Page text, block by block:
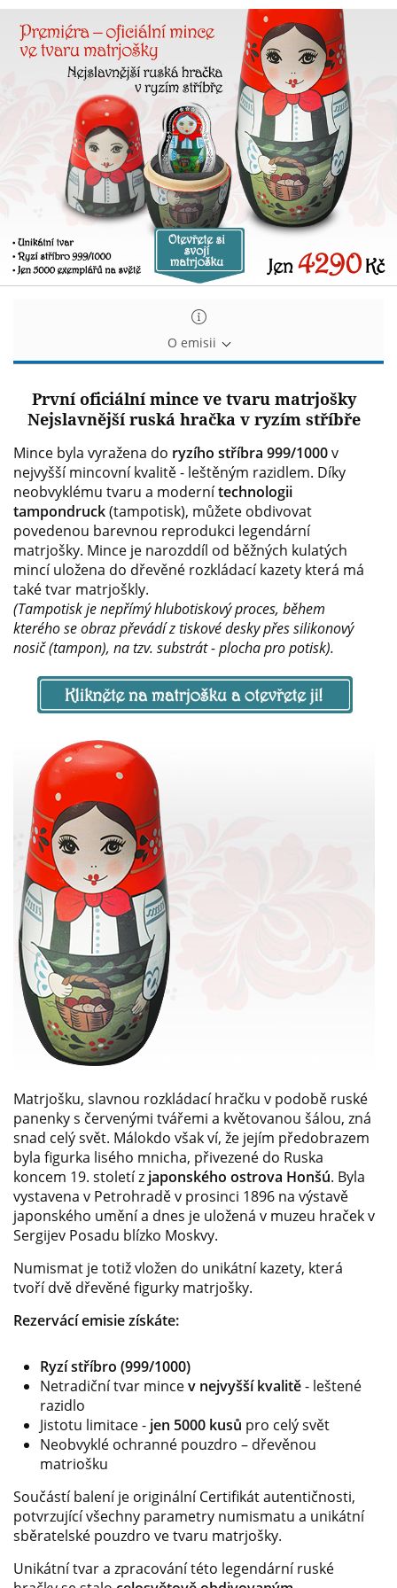
První
oficiální
mince
matrjošky
První
oficiální
mince
matrjošky
O emisii
První oficiální mince ve tvaru matrjošky
Nejslavnější ruská hračka v ryzím stříbře
Mince byla vyražena do ryzího stříbra 999/1000v
nejvyšší mincovní kvalitě - leštěným razidlem. Díky
neobvyklému tvaru a modernítechnologii
tampondruck(tampotisk), můžete obdivovat
povedenou barevnou reprodukci legendární
matrjošky. Mince je narozddíl od běžných kulatých
mincí uložena do dřevěné rozkládací kazety která má
také tvar matrjoškly.
(Tampotisk je nepřímý hlubotiskový proces, během
kterého se obraz převádí z tiskové desky přes silikonový
nosič (tampon), na tzv. substrát - plocha pro potisk).
Matrjošku, slavnou rozkládací hračku v podobě ruské
panenky s červenými tvářemi a květovanou šálou, zná
snad celý svět. Málokdo však ví, že jejím předobrazem
byla figurka lisého mnicha, přivezené do Ruska
koncem 19. století z japonského ostrova Honšú. Byla
vystavena v Petrohradě v prosinci 1896 na výstavě
japonského umění a dnes je uložená v muzeu hraček v
Sergijev Posadu blízko Moskvy.
Numismat je totiž vložen do unikátní kazety, která
tvoří dvě dřevěné figurky matrjošky.
Rezervácí emisie získáte:
Ryzí stříbro (999/1000)
Netradiční tvar mincev nejvyšší kvalitě- leštené
razidlo
Jistotu limitace - jen 5000 kusů pro celý svět
Neobvyklé ochranné pouzdro – dřevěnou
matriošku
Součástí balení je originální Certifikát autentičnosti,
potvrzující všechny parametry numismatu a unikátní
sběratelské pouzdro ve tvaru matrjošky.
Unikátní tvar a zpracování této legendární ruské